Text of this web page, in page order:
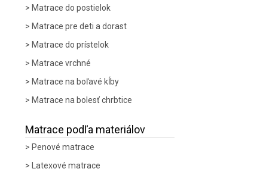
Matrace do postielok
Matrace pre deti a dorast
Matrace do prístelok
Matrace vrchné
Matrace na boľavé kĺby
Matrace na bolesť chrbtice
Matrace podľa materiálov
Penové matrace
Latexové matrace